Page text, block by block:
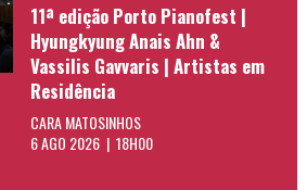
11ª edição Porto Pianofest |
Hyungkyung Anais Ahn &
Vassilis Gavvaris | Artistas em
Residência
CARA MATOSINHOS
6 AGO 2026 | 18H00